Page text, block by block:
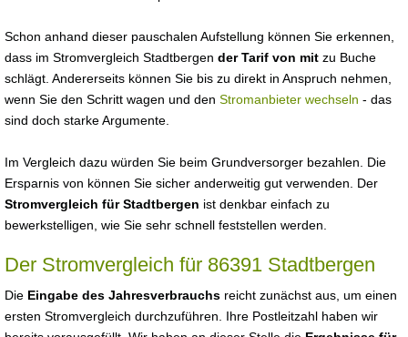
Schon anhand dieser pauschalen Aufstellung können Sie erkennen,
dass im Stromvergleich Stadtbergen der Tarif von mit zu Buche
schlägt. Andererseits können Sie bis zu direkt in Anspruch nehmen,
wenn Sie den Schritt wagen und den Stromanbieter wechseln - das
sind doch starke Argumente.
Im Vergleich dazu würden Sie beim Grundversorger bezahlen. Die
Ersparnis von können Sie sicher anderweitig gut verwenden. Der
Stromvergleich für Stadtbergen ist denkbar einfach zu
bewerkstelligen, wie Sie sehr schnell feststellen werden.
Der Stromvergleich für 86391 Stadtbergen
Die Eingabe des Jahresverbrauchs reicht zunächst aus, um einen
ersten Stromvergleich durchzuführen. Ihre Postleitzahl haben wir